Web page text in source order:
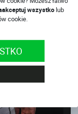
wszystkolub
cookie.